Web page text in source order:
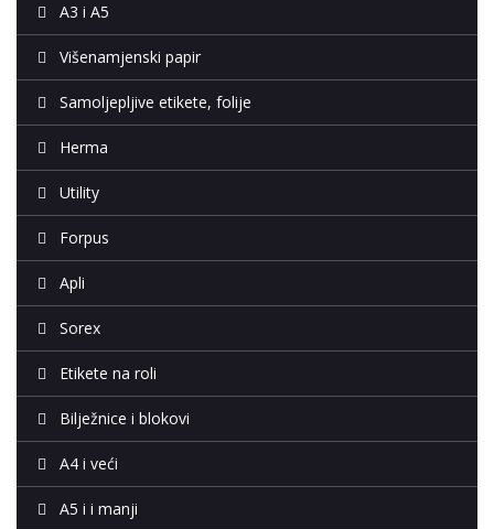
A3 i A5
Višenamjenski papir
Samoljepljive etikete, folije
Herma
Utility
Forpus
Apli
Sorex
Etikete na roli
Bilježnice i blokovi
A4 i veći
A5 i i manji